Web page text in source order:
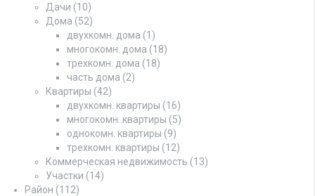
Дачи (10)
Дома (52)
двухкомн. дома (1)
многокомн. дома (18)
трехкомн. дома (18)
часть дома (2)
Квартиры (42)
двухкомн. квартиры (16)
многокомн. квартиры (5)
однокомн. квартиры (9)
трехкомн. квартиры (12)
Коммерческая недвижимость (13)
Участки (14)
Район (112)